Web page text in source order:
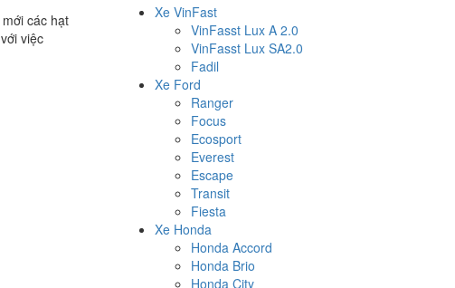
các hạt
việc
Xe VinFast
VinFasst Lux A 2.0
VinFasst Lux SA2.0
Fadil
Xe Ford
Ranger
Focus
Ecosport
Everest
Escape
Transit
Fiesta
Xe Honda
Honda Accord
Honda Brio
Honda City